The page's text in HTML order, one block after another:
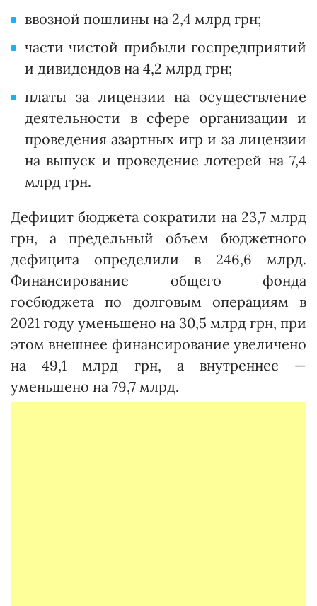
ввозной пошлины на 2,4 млрд грн;
части чистой прибыли госпредприятий
и дивидендов на 4,2 млрд грн;
платы за лицензии на осуществление
деятельности в сфере организации и
проведения азартных игр и за лицензии
на выпуск и проведение лотерей на 7,4
млрд грн.
Дефицит бюджета сократили на 23,7 млрд
грн, а предельный объем бюджетного
дефицита определили в 246,6 млрд.
Финансирование общего фонда
госбюджета по долговым операциям в
2021 году уменьшено на 30,5 млрд грн, при
этом внешнее финансирование увеличено
на 49,1 млрд грн, а внутреннее —
уменьшено на 79,7 млрд.